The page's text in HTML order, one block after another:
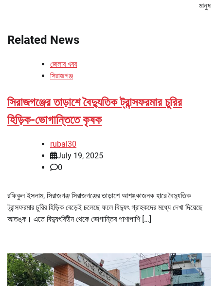
মানুষ
Related News
জেলার খবর
সিরাজগঞ্জ
সিরাজগঞ্জের তাড়াশে বৈদ্যুতিক ট্রান্সফরমার চুরির
হিড়িক-ভোগান্তিতে কৃষক
rubal30
July 19, 2025
0
রফিকুল ইসলাম, সিরাজগঞ্জ সিরাজগঞ্জের তাড়াশে আশঙ্কাজনক হারে বৈদ্যুতিক
ট্রান্সফরমার চুরির হিড়িক বেড়েই চলেছে ফলে বিদ্যুৎ গ্রাহকদের মধ্যে দেখা দিয়েছে
আতঙ্ক। এতে বিদ্যুৎবিহীন থেকে ভোগান্তির পাশাপাশি […]